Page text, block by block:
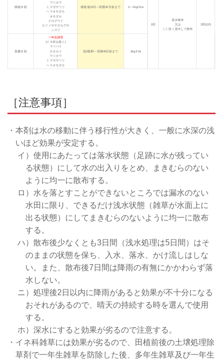
移植水稲
ウリカワ
ミズガヤツリ
ヘラオモダカ
オモダカ
クログワイ
エゾノサヤヌカグサ
シズイ
移植後15日～収穫45日前まで 3～4kg/10a
1回
落水散布
又は
ごく浅く湛水して散布
2回以内
直播水稲
一年生雑草
(イネ科を除く)
マツバイ
ホタルイ
ウリカワ
ミズガヤツリ
ヘラオモダカ
稲3葉期～収穫45日前まで 3kg/10a
［注意事項］
・本剤は水の移動に伴う移行性が大きく、一般に水深の浅
いほど効果が安定する。
イ）使用にあたっては落水状態（足跡に水が残ってい
る状態）にして水の出入りをとめ、まきむらのない
ように均一に散布する。
ロ）水を落とすことができないところでは漏水のない
水田に限り、できるだけ浅水状態（雑草が水面上に
出る状態）にしてまきむらのないように均一に散布
する。
ハ）散布後少なくとも3日間（浅水処理は5日間）はそ
のままの状態を保ち、入水、落水、かけ流しはしな
い。また、散布後7日間は降雨の有無にかかわらず落
水しない。
ニ）処理後2日以内に降雨があると効果が不十分になる
おそれがあるので、晴天の持続する時を選んで使用
する。
ホ）深水にすると効果が劣るので注意する。
・イネ科雑草には効果が劣るので、田植前後の土壌処理除
草剤で一年生雑草を防除した後、多年生雑草及び一年生